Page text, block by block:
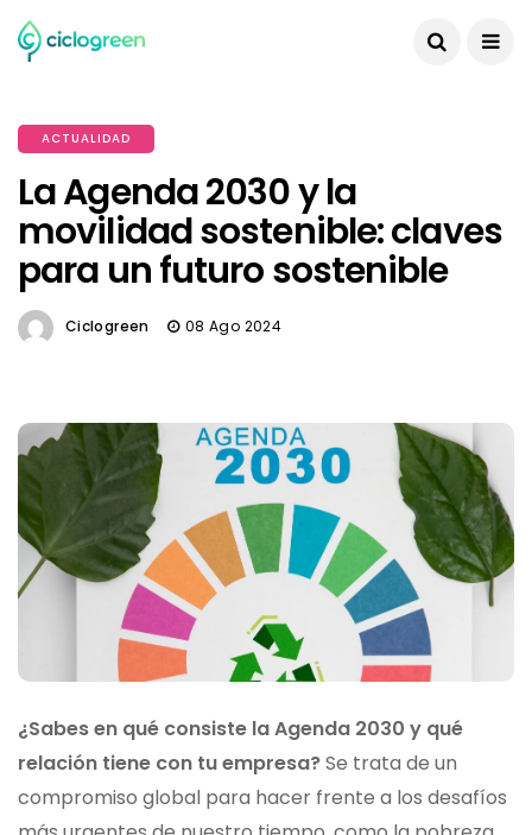
ACTUALIDAD
La Agenda 2030 y la
movilidad sostenible: claves
para un futuro sostenible
Ciclogreen 08 Ago 2024
¿Sabes en qué consiste la Agenda 2030 y qué
relación tiene con tu empresa?Se trata de un
compromiso global para hacer frente a los desafíos